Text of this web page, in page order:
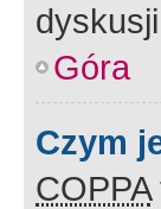
Góra
Czym
COPPA